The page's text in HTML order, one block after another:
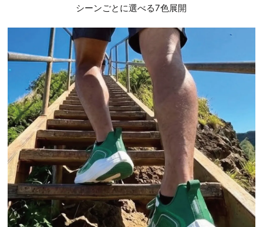
シーンごとに選べる7色展開